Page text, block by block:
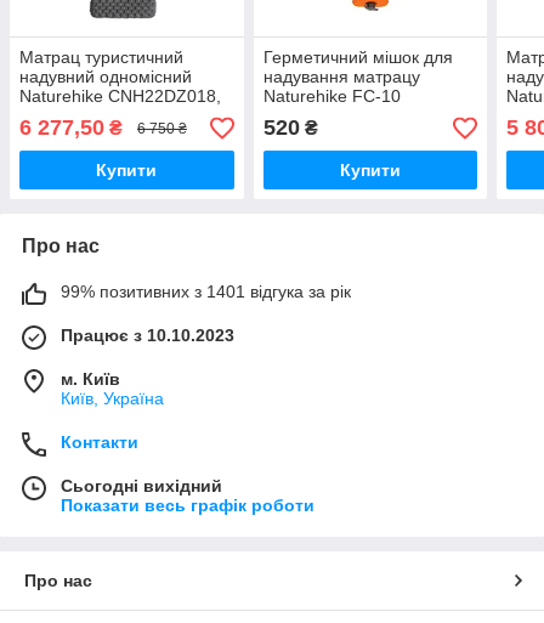
Матрац туристичний
надувний одномісний
Naturehike CNH22DZ018,
надлегкий, 183x64x7 см,
чорний, для туризму із
мішком для надування
6 277,50 ₴ 6 750 ₴
Купити
Герметичний мішок для
надування матрацу
Naturehike FC-10
(NH19Q033-D) orange
520₴
Купити
5
Про нас
99% позитивних з 1401 відгука за рік
Працює з 10.10.2023
м. Київ
Київ, Україна
Контакти
Сьогодні вихідний
Показати весь графік роботи
Про нас